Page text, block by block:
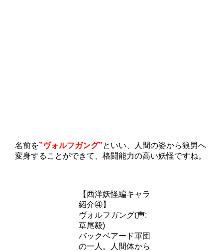
名前を”ヴォルフガング”といい、人間の姿から狼男へ
変身することができて、格闘能力の高い妖怪ですね。
【西洋妖怪編キャラ
紹介④】
ヴォルフガング(声:
草尾毅)
バックベアード軍団
の一人。人間体から